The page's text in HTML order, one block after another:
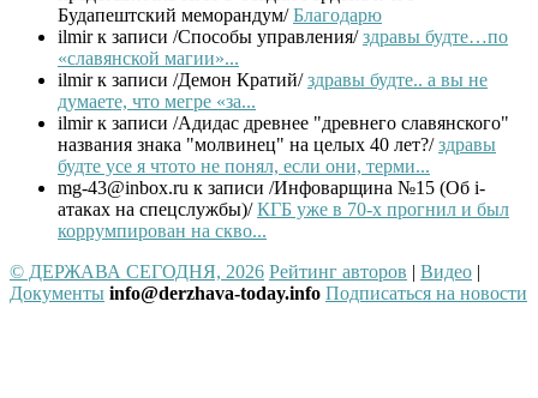
Будапештский меморандум/Благодарю
ilmirк записи /Способы управления/здравы будте…по
«славянской магии»...
ilmirк записи /Демон Кратий/здравы будте.. а вы не
думаете, что мегре «за...
ilmirк записи /Адидас древнее "древнего славянского"
названия знака "молвинец" на целых 40 лет?/здравы
будте усе я чтото не понял, если они, терми...
mg-43@inbox.ru к записи /Инфоварщина №15 (Об i-
атаках на спецслужбы)/КГБ уже в 70-х прогнил и был
коррумпирован на скво...
© ДЕРЖАВА СЕГОДНЯ, 2026 Рейтинг авторов | Видео |
Документы info@derzhava-today.info Подписаться на новости